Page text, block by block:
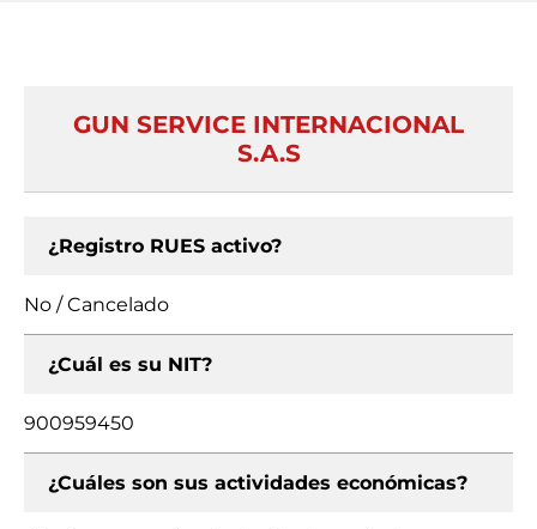
GUN SERVICE INTERNACIONAL
S.A.S
¿Registro RUES activo?
No / Cancelado
¿Cuál es su NIT?
900959450
¿Cuáles son sus actividades económicas?